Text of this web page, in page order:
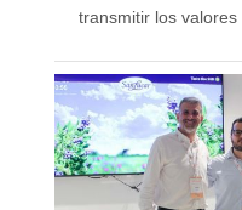
transmitir los valores